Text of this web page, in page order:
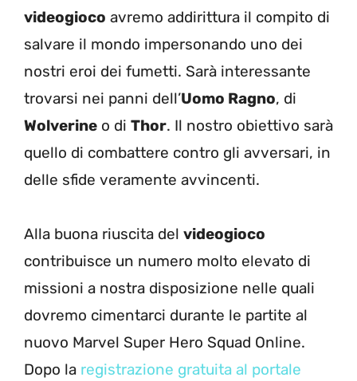
videogioco avremo addirittura il compito di
salvare il mondo impersonando uno dei
nostri eroi dei fumetti. Sarà interessante
trovarsi nei panni dell’Uomo Ragno, di
Wolverine o di Thor. Il nostro obiettivo sarà
quello di combattere contro gli avversari, in
delle sfide veramente avvincenti.
Alla buona riuscita del videogioco
contribuisce un numero molto elevato di
missioni a nostra disposizione nelle quali
dovremo cimentarci durante le partite al
nuovo Marvel Super Hero Squad Online.
Dopo la registrazione gratuita al portale